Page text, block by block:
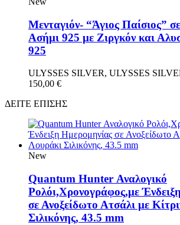
Μενταγιόν- “Άγιος Παίσιος”
Aσήμι 925 με Ζιργκόν και
925
ULYSSES SILVER, ULYSSES
150,00 €
ΔΕΙΤΕ ΕΠΙΣΗΣ
New
Quantum Hunter Αναλογικό
Ρολόι,Χρονογράφος,με
σε Ανοξείδωτο Ατσάλι με
Σιλικόνης, 43.5 mm